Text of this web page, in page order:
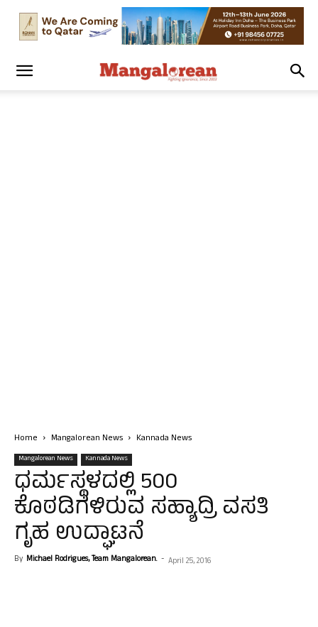
Home Mangalorean News Kannada News
Mangalorean News Kannada News
ಧರ್ಮಸ್ಥಳದಲ್ಲಿ 500
ಕೊಠಡಿಗಳಿರುವ ಸಹ್ಯಾದ್ರಿ ವಸತಿ
ಗೃಹ ಉದ್ಘಾಟನೆ
By Michael Rodrigues, Team Mangalorean. - April 25, 2016